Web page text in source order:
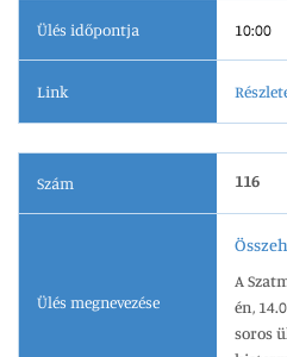
Ülés időpontja 10:00
Link
Szám 116
Ülés megnevezése
A
én,
soros